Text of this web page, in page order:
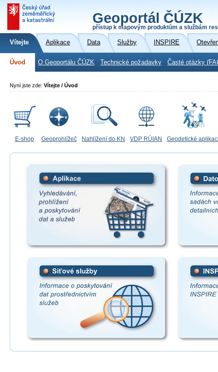
Geoportál ČÚZK
přístup k mapovým produktům a službám
Vítejte Aplikace Data Služby INSPIRE
Úvod O Geoportálu ČÚZK Technické požadavky Časté otázky
Nyní jste zde: Vítejte / Úvod
E-shop Geoprohlížeč Nahlížení do KN VDP RÚIAN Geodetické